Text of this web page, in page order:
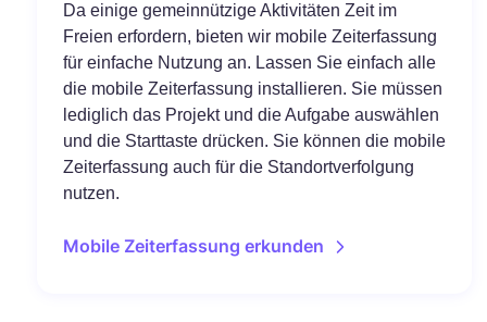
Da einige gemeinnützige Aktivitäten Zeit im
Freien erfordern, bieten wir mobile Zeiterfassung
für einfache Nutzung an. Lassen Sie einfach alle
die mobile Zeiterfassung installieren. Sie müssen
lediglich das Projekt und die Aufgabe auswählen
und die Starttaste drücken. Sie können die mobile
Zeiterfassung auch für die Standortverfolgung
nutzen.
Mobile Zeiterfassung erkunden